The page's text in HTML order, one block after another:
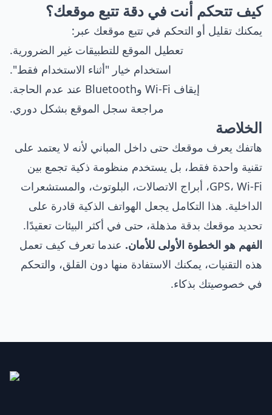
كيف تتحكم أنت في دقة تتبع موقعك؟
يمكنك تقليل أو التحكم في تتبع موقعك عبر:
تعطيل الموقع للتطبيقات غير الضرورية.
استخدام خيار "أثناء الاستخدام فقط".
إيقاف Wi-Fi وBluetooth عند عدم الحاجة.
مراجعة سجل الموقع بشكل دوري.
الخلاصة
هاتفك يعرف موقعك حتى داخل المباني لأنه لا يعتمد على
تقنية واحدة فقط، بل يستخدم منظومة ذكية تجمع بين
GPS، Wi-Fi، أبراج الاتصالات، البلوتوث، والمستشعرات
الداخلية. هذا التكامل يجعل الهواتف الذكية قادرة على
تحديد موقعك بدقة مذهلة، حتى في أكثر البيئات تعقيدًا.
الفهم هو الخطوة الأولى للأمان. عندما تعرف كيف تعمل
هذه التقنيات، يمكنك الاستفادة منها دون القلق، والتحكم
في خصوصيتك بذكاء.